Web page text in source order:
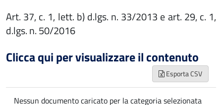
Art. 37, c. 1, lett. b) d.lgs. n. 33/2013 e art. 29, c. 1,
d.lgs. n. 50/2016
Clicca qui per visualizzare il contenuto
Esporta CSV
Nessun documento caricato per la categoria selezionata